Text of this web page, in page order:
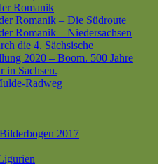
Romanik
Romanik – Die Südroute
Romanik – Niedersachsen
die 4. Sächsische
2020 – Boom. 500 Jahre
in Sachsen.
Radweg
2017